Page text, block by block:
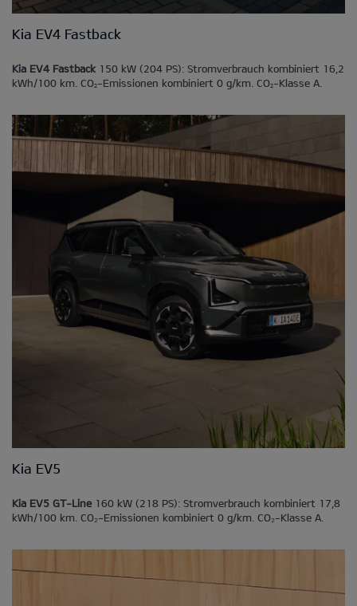
Kia EV4 Fastback
Kia EV4 Fastback 150 kW (204 PS): Stromverbrauch kombiniert 16,2
kWh/100 km. CO2-Emissionen kombiniert 0 g/km. CO2-Klasse A.
Kia EV5
Kia EV5 GT-Line 160 kW (218 PS): Stromverbrauch kombiniert 17,8
kWh/100 km. CO₂-Emissionen kombiniert 0 g/km. CO₂-Klasse A.